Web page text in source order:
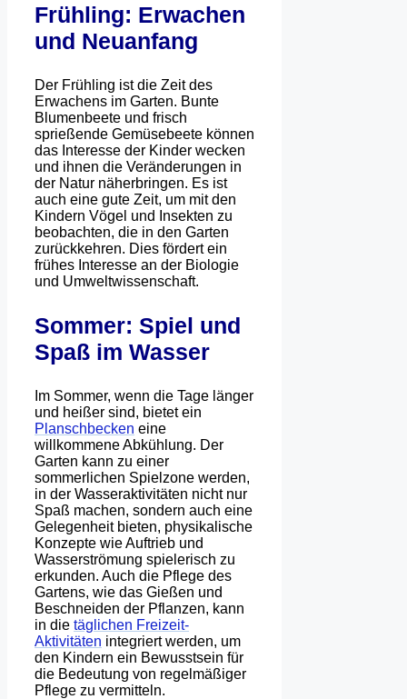
Frühling: Erwachen
und Neuanfang
Der Frühling ist die Zeit des
Erwachens im Garten. Bunte
Blumenbeete und frisch
sprießende Gemüsebeete können
das Interesse der Kinder wecken
und ihnen die Veränderungen in
der Natur näherbringen. Es ist
auch eine gute Zeit, um mit den
Kindern Vögel und Insekten zu
beobachten, die in den Garten
zurückkehren. Dies fördert ein
frühes Interesse an der Biologie
und Umweltwissenschaft.
Sommer: Spiel und
Spaß im Wasser
Im Sommer, wenn die Tage länger
und heißer sind, bietet ein
Planschbecken eine
willkommene Abkühlung. Der
Garten kann zu einer
sommerlichen Spielzone werden,
in der Wasseraktivitäten nicht nur
Spaß machen, sondern auch eine
Gelegenheit bieten, physikalische
Konzepte wie Auftrieb und
Wasserströmung spielerisch zu
erkunden. Auch die Pflege des
Gartens, wie das Gießen und
Beschneiden der Pflanzen, kann
in die täglichen Freizeit-
Aktivitäten integriert werden, um
den Kindern ein Bewusstsein für
die Bedeutung von regelmäßiger
Pflege zu vermitteln.